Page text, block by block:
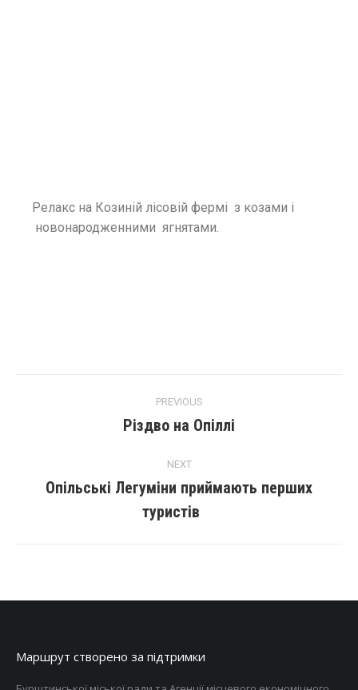
Релакс на Козиній лісовій фермі з козами і
новонародженними ягнятами.
PREVIOUS
Різдво на Опіллі
NEXT
Опільські Легуміни приймають перших
туристів
Маршрут створено за підтримки